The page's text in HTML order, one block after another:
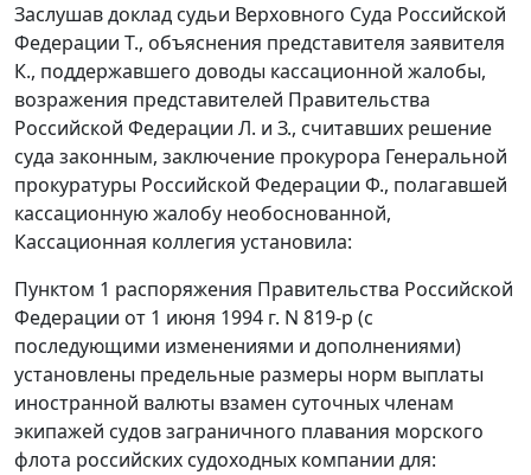
Заслушав доклад судьи Верховного Суда Российской
Федерации Т., объяснения представителя заявителя
К., поддержавшего доводы кассационной жалобы,
возражения представителей Правительства
Российской Федерации Л. и З., считавших решение
суда законным, заключение прокурора Генеральной
прокуратуры Российской Федерации Ф., полагавшей
кассационную жалобу необоснованной,
Кассационная коллегия установила:
Пунктом 1 распоряжения Правительства Российской
Федерации от 1 июня 1994 г. N 819-р (с
последующими изменениями и дополнениями)
установлены предельные размеры норм выплаты
иностранной валюты взамен суточных членам
экипажей судов заграничного плавания морского
флота российских судоходных компании для: